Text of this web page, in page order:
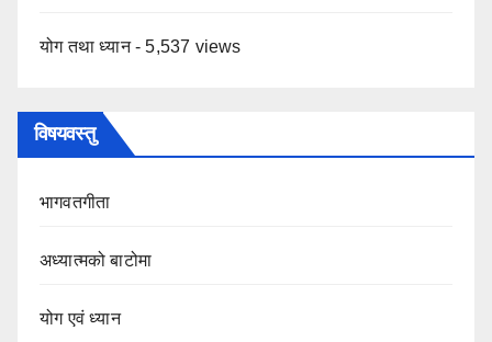
योग तथा ध्यान- 5,537 views
विषयवस्तु
भागवतगीता
अध्यात्मको बाटोमा
योग एवं ध्यान